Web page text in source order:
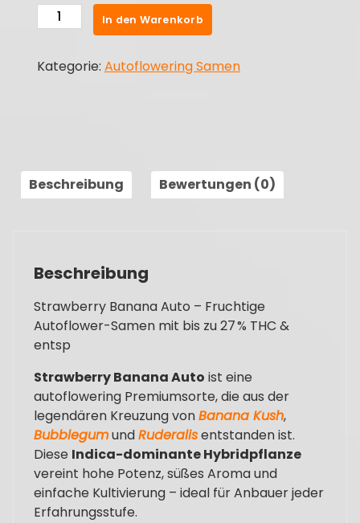
Strawberry
Banana
Autoflowering
In den Warenkorb
Kategorie: Autoflowering Samen
Beschreibung Bewertungen (0)
Beschreibung
Strawberry Banana Auto – Fruchtige
Autoflower-Samen mit bis zu 27 % THC &
entsp
Strawberry Banana Auto ist eine
autoflowering Premiumsorte, die aus der
legendären Kreuzung vonBanana Kush,
BubblegumundRuderalisentstanden ist.
Diese Indica-dominante Hybridpflanze
vereint hohe Potenz, süßes Aroma und
einfache Kultivierung – ideal für Anbauer jeder
Erfahrungsstufe.